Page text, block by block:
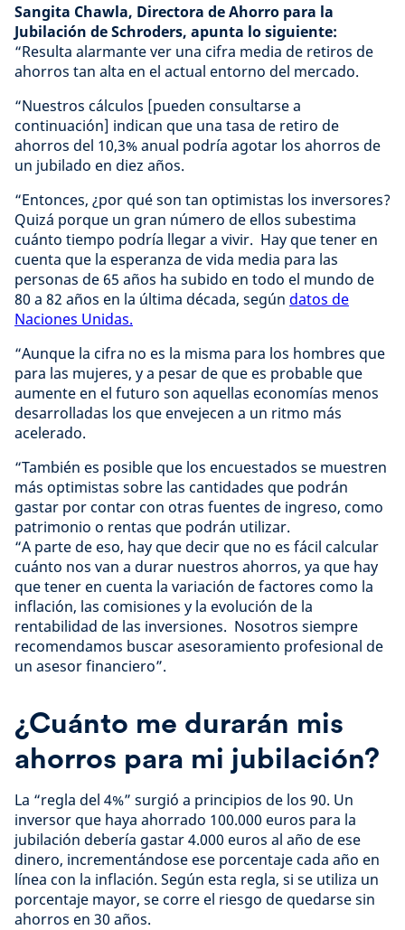
Sangita Chawla, Directora de Ahorro para la
Jubilación de Schroders, apunta lo siguiente:
“Resulta alarmante ver una cifra media de retiros de
ahorros tan alta en el actual entorno del mercado.
“Nuestros cálculos [pueden consultarse a
continuación] indican que una tasa de retiro de
ahorros del 10,3% anual podría agotar los ahorros de
un jubilado en diez años.
“Entonces, ¿por qué son tan optimistas los inversores?
Quizá porque un gran número de ellos subestima
cuánto tiempo podría llegar a vivir. Hay que tener en
cuenta que la esperanza de vida media para las
personas de 65 años ha subido en todo el mundo de
80 a 82 años en la última década, según datos de
Naciones Unidas.
“Aunque la cifra no es la misma para los hombres que
para las mujeres, y a pesar de que es probable que
aumente en el futuro son aquellas economías menos
desarrolladas los que envejecen a un ritmo más
acelerado.
“También es posible que los encuestados se muestren
más optimistas sobre las cantidades que podrán
gastar por contar con otras fuentes de ingreso, como
patrimonio o rentas que podrán utilizar.
“A parte de eso, hay que decir que no es fácil calcular
cuánto nos van a durar nuestros ahorros, ya que hay
que tener en cuenta la variación de factores como la
inflación, las comisiones y la evolución de la
rentabilidad de las inversiones. Nosotros siempre
recomendamos buscar asesoramiento profesional de
un asesor financiero”. ​​
¿Cuánto me durarán mis
ahorros para mi jubilación?
La “regla del 4%” surgió a principios de los 90. Un
inversor que haya ahorrado 100.000 euros para la
jubilación debería gastar 4.000 euros al año de ese
dinero, incrementándose ese porcentaje cada año en
línea con la inflación. Según esta regla, si se utiliza un
porcentaje mayor, se corre el riesgo de quedarse sin
ahorros en 30 años.